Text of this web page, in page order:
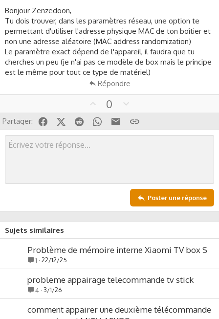
e
Bonjour Zenzedoon,
Tu dois trouver, dans les paramètres réseau, une option te
permettant d'utiliser l'adresse physique MAC de ton boîtier et
non une adresse aléatoire (MAC address randomization)
Le paramètre exact dépend de l'appareil, il faudra que tu
cherches un peu (je n'ai pas ce modèle de box mais le principe
est le même pour tout ce type de matériel)
Répondre
p
v
o
0
w
n
Partager: FacebookX (Twitter)
Reddit WhatsApp
Email
Poster une réponse
Sujets similaires
Problème de mémoire interne Xiaomi TV box S
1 22/12/25
probleme appairage telecommande tv stick
4 3/1/26
comment appairer une deuxième télécommande